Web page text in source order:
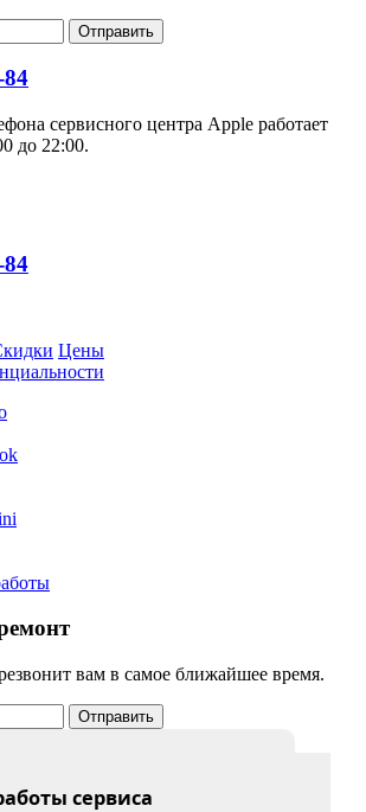
Отправить
84
сервисного центра Apple работает
до 22:00.
84
Цены
вам в самое ближайшее время.
Отправить
сервиса